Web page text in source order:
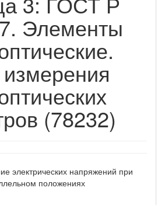
Элементы
(78232)
электрических напряжений при
положениях